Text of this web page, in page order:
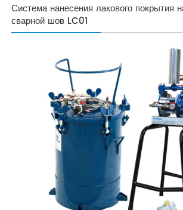
Система нанесения лакового покрытия
сварной шов LC01